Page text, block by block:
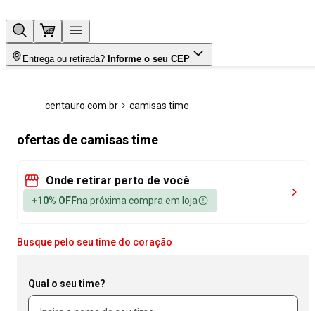
Entrega ou retirada? Informe o seu CEP
centauro.com.br camisas time
ofertas de camisas time
Onde retirar perto de você
+10% OFFna próxima compra em loja
Busque pelo seu time do coração
Qual o seu time?